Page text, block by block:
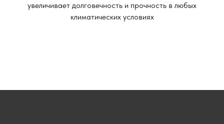
увеличивает долговечность и прочность в любых
климатических условиях